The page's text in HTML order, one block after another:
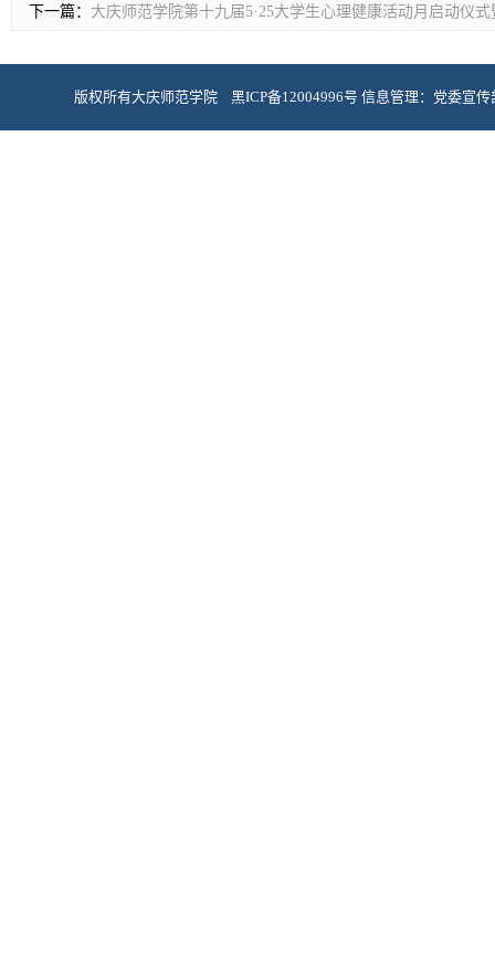
下一篇： 大庆师范学院第十九届5·25大学生心理健康活动月启动仪
版权所有大庆师范学院 黑ICP备12004996号 信息管理：党委宣